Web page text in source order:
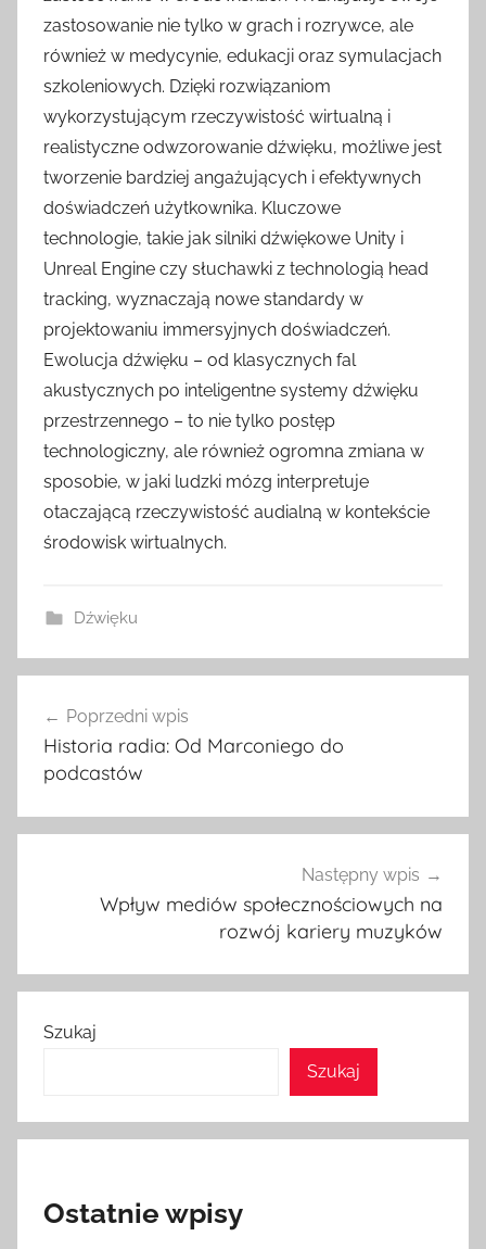
zastosowanie nie tylko w grach i rozrywce, ale
również w medycynie, edukacji oraz symulacjach
szkoleniowych. Dzięki rozwiązaniom
wykorzystującym rzeczywistość wirtualną i
realistyczne odwzorowanie dźwięku, możliwe jest
tworzenie bardziej angażujących i efektywnych
doświadczeń użytkownika. Kluczowe
technologie, takie jak silniki dźwiękowe Unity i
Unreal Engine czy słuchawki z technologią head
tracking, wyznaczają nowe standardy w
projektowaniu immersyjnych doświadczeń.
Ewolucja dźwięku – od klasycznych fal
akustycznych po inteligentne systemy dźwięku
przestrzennego – to nie tylko postęp
technologiczny, ale również ogromna zmiana w
sposobie, w jaki ludzki mózg interpretuje
otaczającą rzeczywistość audialną w kontekście
środowisk wirtualnych.
Dźwięku
wpisu
Poprzedni wpis
Historia radia: Od Marconiego do
podcastów
Następny wpis
Wpływ mediów społecznościowych na
rozwój kariery muzyków
Szukaj
Szukaj
Ostatnie wpisy